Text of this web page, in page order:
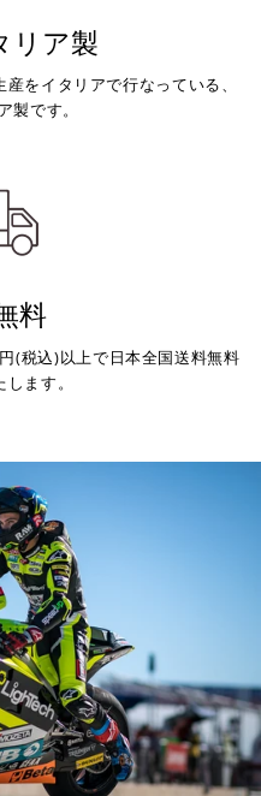
リア製
をイタリアで行なっている、
製です。
料
(税込)以上で日本全国送料無料
ます。